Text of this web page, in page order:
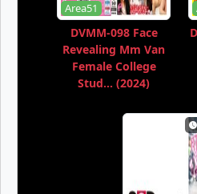
Area51
DVMM-098 Face
Revealing Mm Van
Female College
Stud... (2024)